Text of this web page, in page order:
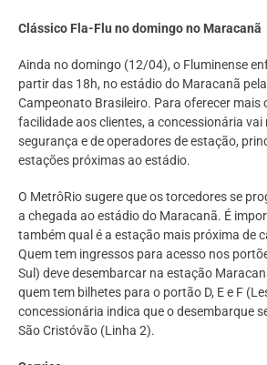
Clássico Fla-Flu no domingo no Maracanã
Ainda no domingo (12/04), o Fluminense
partir das 18h, no estádio do Maracanã
Campeonato Brasileiro. Para oferecer mais
facilidade aos clientes, a concessionária
segurança e de operadores de estação,
estações próximas ao estádio.
O MetrôRio sugere que os torcedores se
a chegada ao estádio do Maracanã. É
também qual é a estação mais próxima de
Quem tem ingressos para acesso nos
Sul) deve desembarcar na estação
quem tem bilhetes para o portão D, E e F
concessionária indica que o desembarque
São Cristóvão (Linha 2).